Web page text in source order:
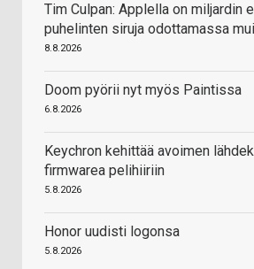
Tim Culpan: Applella on miljardin
puhelinten siruja odottamassa
8.8.2026
Doom pyörii nyt myös Paintissa
6.8.2026
Keychron kehittää avoimen
firmwarea pelihiiriin
5.8.2026
Honor uudisti logonsa
5.8.2026